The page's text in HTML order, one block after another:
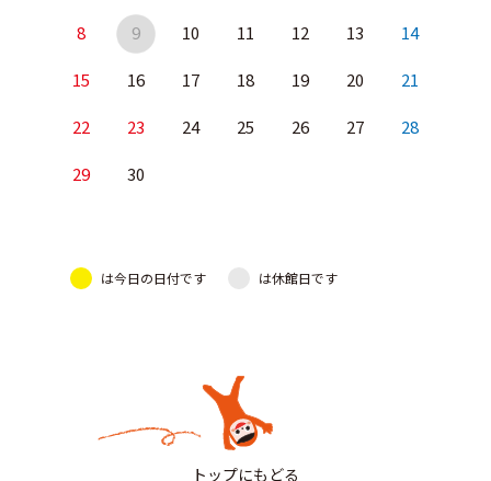
8 9 10 11 12 13 14
15 16 17 18 19 20 21
22 23 24 25 26 27 28
29 30
は今日の日付です は休館日です
トップにもどる